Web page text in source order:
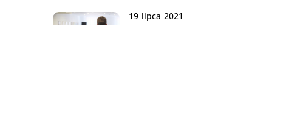
19 lipca 2021